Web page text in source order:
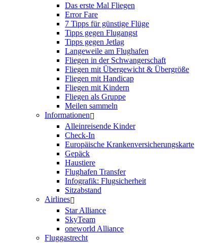
Das erste Mal Fliegen
Error Fare
7 Tipps für günstige Flüge
Tipps gegen Flugangst
Tipps gegen Jetlag
Langeweile am Flughafen
Fliegen in der Schwangerschaft
Fliegen mit Übergewicht & Übergröße
Fliegen mit Handicap
Fliegen mit Kindern
Fliegen als Gruppe
Meilen sammeln
Informationen
Alleinreisende Kinder
Check-In
Europäische Krankenversicherungskarte
Gepäck
Haustiere
Flughafen Transfer
Infografik: Flugsicherheit
Sitzabstand
Airlines
Star Alliance
SkyTeam
oneworld Alliance
Fluggastrecht